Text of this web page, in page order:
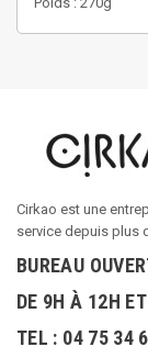
Cirkao est une
service depuis plus
BUREAU
DE 9H À 12H
TEL : 04 75 34